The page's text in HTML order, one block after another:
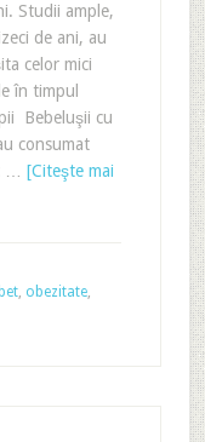
Studii ample,
de ani, au
celor mici
în timpul
Bebeluşii cu
consumat
… [Citeşte mai
, obezitate,